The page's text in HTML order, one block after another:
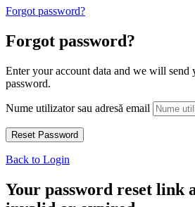
Forgot password?
Forgot password?
Enter your account data and we will send
password.
Nume utilizator sau adresă email
Back to Login
Your password reset link